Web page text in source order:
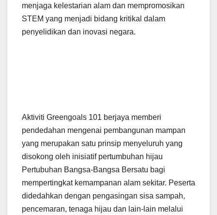
menjaga kelestarian alam dan mempromosikan
STEM yang menjadi bidang kritikal dalam
penyelidikan dan inovasi negara.
Aktiviti Greengoals 101 berjaya memberi
pendedahan mengenai pembangunan mampan
yang merupakan satu prinsip menyeluruh yang
disokong oleh inisiatif pertumbuhan hijau
Pertubuhan Bangsa-Bangsa Bersatu bagi
mempertingkat kemampanan alam sekitar. Peserta
didedahkan dengan pengasingan sisa sampah,
pencemaran, tenaga hijau dan lain-lain melalui